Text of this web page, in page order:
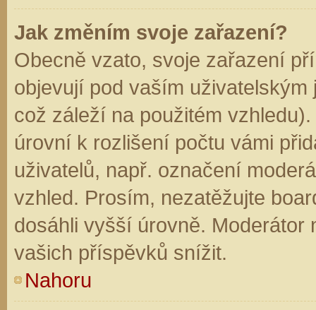
Jak změním svoje zařazení?
Obecně vzato, svoje zařazení
objevují pod vaším
což záleží na použitém
úrovní k rozlišení počtu vámi
uživatelů, např. označení
vzhled. Prosím, nezatěžujte
dosáhli vyšší úrovně. Moderátor
vašich příspěvků snížit.
Nahoru